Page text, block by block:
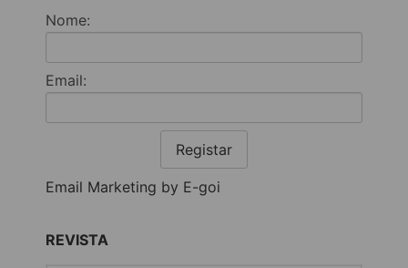
Nome:
Email:
Registar
Email Marketing by E-goi
REVISTA